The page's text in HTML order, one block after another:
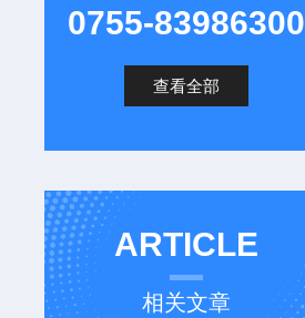
0755-83986300
查看全部
ARTICLE
相关文章